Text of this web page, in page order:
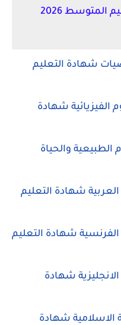
مواضيع وحلول شهادة التعليم المتوسط 2026
شهادة التعليم
الفيزيائية شهادة
والحياة
شهادة التعليم
شهادة التعليم
شهادة
الاسلامية شهادة